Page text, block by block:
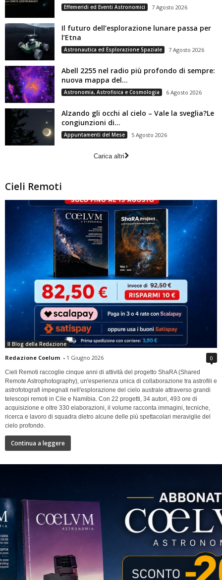
Effemeridi ed Eventi Astronomici 7 Agosto 2026
Il futuro dell’esplorazione lunare passa per
l’Etna
Astronautica ed Esplorazione Spaziale 7 Agosto 2026
Abell 2255 nel radio più profondo di sempre:
nuova mappa del...
Astronomia, Astrofisica e Cosmologia 6 Agosto 2026
Alzando gli occhi al cielo – Vale la sveglia?Le
congiunzioni di...
Appuntamenti del Mese 5 Agosto 2026
Carica altri
Cieli Remoti
Il Blog della Redazione
Redazione Coelum - 1 Giugno 2026 0
Cieli Remoti raccoglie cinque anni di attività del progetto ShaRA (Shared
Remote Astrophotography), un'esperienza unica di collaborazione tra astrofili e
astrofotografi impegnati nell'esplorazione del cielo australe attraverso grandi
telescopi remoti in Cile e Namibia. Con 22 progetti, 34 autori, 493 ore di
acquisizione e oltre 330 elaborazioni, il volume racconta immagini, tecniche,
ricerca e lavoro di squadra dietro alcune delle più spettacolari meraviglie del
cielo profondo.
Continua a leggere